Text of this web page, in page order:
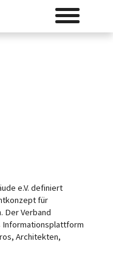
Toggle
navigation
e.V. definiert
für
Der Verband
Informationsplattform
Architekten,